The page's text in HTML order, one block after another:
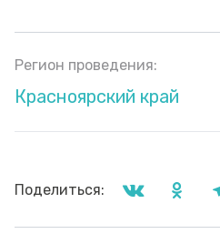
Регион проведения:
Красноярский край
Поделиться: